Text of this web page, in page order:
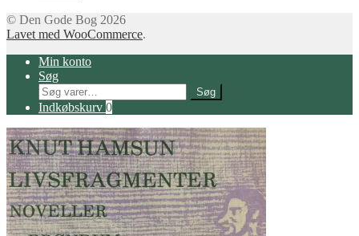
© Den Gode Bog 2026
Lavet med WooCommerce.
Min konto
Søg
Søg
efter:
Søg
Indkøbskurv 0